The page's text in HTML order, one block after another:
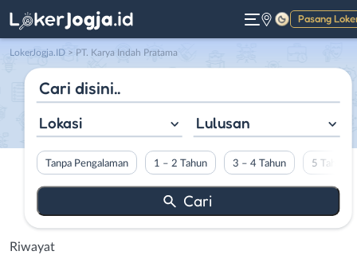
Pasang
Gelap
LokerJogja.ID > PT. Karya Indah Pratama
Lokasi Lulusan
Tanpa Pengalaman 1 – 2 Tahun 3 – 4 Tahun 5 Tahun
Riwayat